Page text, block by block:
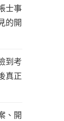
士事
的開
到考
真正
、開